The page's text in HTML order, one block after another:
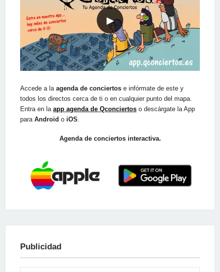
▶
Accede a la agenda de conciertos e infórmate de este y
todos los directos cerca de ti o en cualquier punto del mapa.
Entra en la app agenda de Qconciertos o descárgate la App
para Android o iOS.
Agenda de conciertos interactiva.
Publicidad